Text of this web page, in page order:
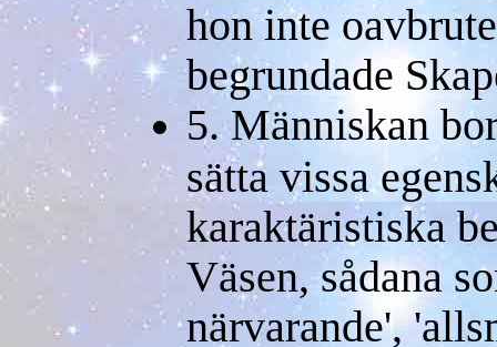
hon inte
begrundade
5. Människan
sätta vissa
karaktäristiska
Väsen, sådana
närvarande',